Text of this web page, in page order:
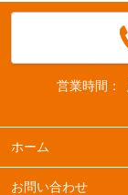
営業時間：
ホーム
お問い合わせ